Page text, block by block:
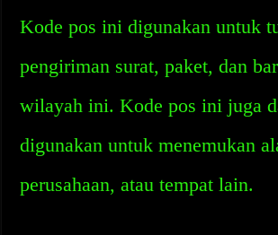
Kode pos ini digunakan untuk
pengiriman surat, paket, dan
wilayah ini. Kode pos ini juga
digunakan untuk menemukan
perusahaan, atau tempat lain.